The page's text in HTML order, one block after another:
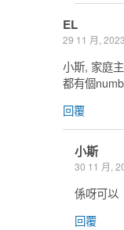
EL
29 11 月, 2023
小斯, 家庭
都有個
回覆
小斯
30 11 月,
係呀可以
回覆